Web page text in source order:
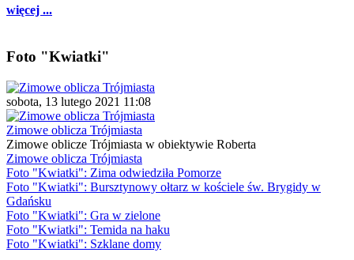
więcej ...
Foto "Kwiatki"
sobota, 13 lutego 2021 11:08
Zimowe oblicza Trójmiasta
Zimowe oblicze Trójmiasta w obiektywie Roberta
Zimowe oblicza Trójmiasta
Foto "Kwiatki": Zima odwiedziła Pomorze
Foto "Kwiatki": Bursztynowy ołtarz w kościele św. Brygidy w
Gdańsku
Foto "Kwiatki": Gra w zielone
Foto "Kwiatki": Temida na haku
Foto "Kwiatki": Szklane domy